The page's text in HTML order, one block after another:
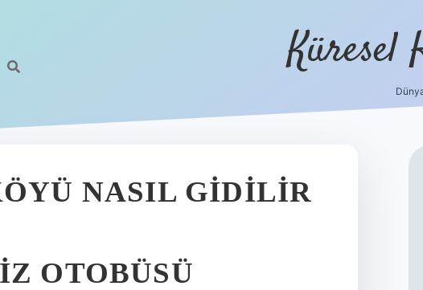
Küresel
NASIL GIDILIR
OTOBÜSÜ